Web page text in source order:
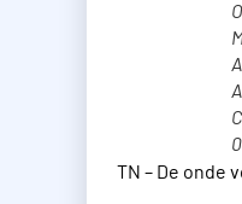
TN – De onde